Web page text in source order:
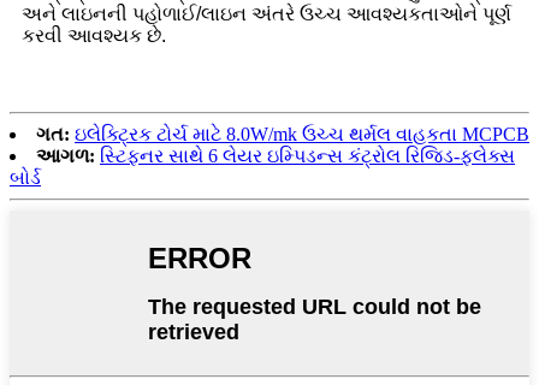
અને લાઇનની પહોળાઈ/લાઇન અંતરે ઉચ્ચ આવશ્યકતાઓને પૂર્ણ
કરવી આવશ્યક છે.
ગત: ઇલેક્ટ્રિક ટોર્ચ માટે 8.0W/mk ઉચ્ચ થર્મલ વાહકતા MCPCB
આગળ: સ્ટિફનર સાથે 6 લેયર ઇમ્પિડન્સ કંટ્રોલ રિજિડ-ફ્લેક્સ
બોર્ડ